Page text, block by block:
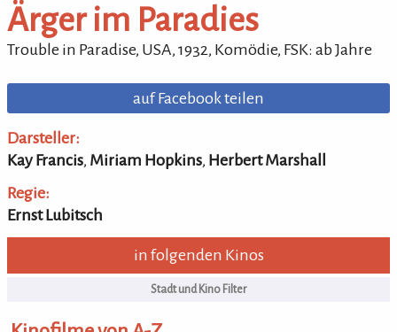
Ärger im Paradies
Trouble in Paradise, USA, 1932, Komödie, FSK: ab Jahre
auf Facebook teilen
Darsteller:
Kay Francis, Miriam Hopkins, Herbert Marshall
Regie:
Ernst Lubitsch
in folgenden Kinos